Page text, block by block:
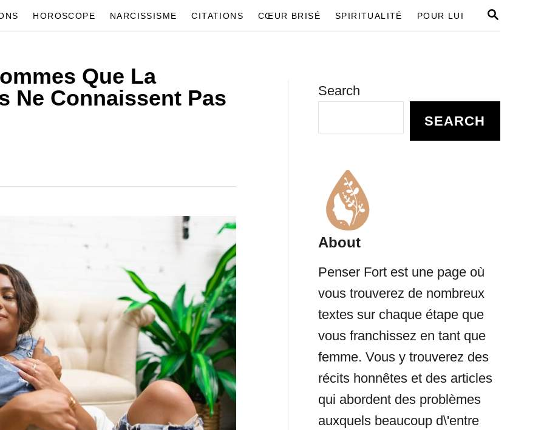
S
HOROSCOPE NARCISSISME CITATIONS CŒUR BRISÉ SPIRITUALITÉ POUR LUI
Que La
Ne Connaissent Pas
Search
SEARCH
About
Penser Fort est une page où
vous trouverez de nombreux
textes sur chaque étape que
vous franchissez en tant que
femme. Vous y trouverez des
récits honnêtes et des articles
qui abordent des problèmes
auxquels beaucoup d\'entre